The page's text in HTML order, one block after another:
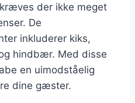
der ikke meget
De
inkluderer kiks,
hindbær. Med disse
en uimodståelig
dine gæster.